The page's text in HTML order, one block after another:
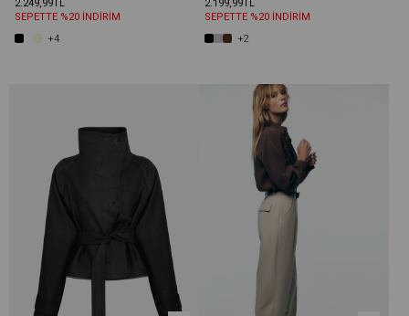
2.249,99TL
SEPETTE %20 İNDİRİM
+4
2.199,99TL
SEPETTE %20 İNDİRİM
+2